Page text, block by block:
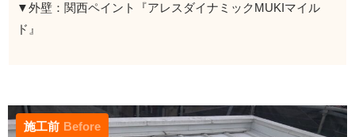
▼外壁：関西ペイント『アレスダイナミックMUKIマイル
ド』
施工前 Before